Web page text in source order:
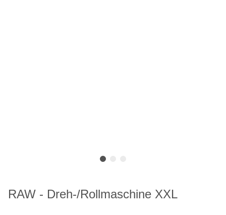
RAW - Dreh-/Rollmaschine XXL